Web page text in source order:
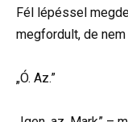
Fél lépéssel
megfordult, de
„Ó. Az.”